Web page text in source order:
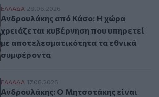
Ανδρουλάκης από Κάσο: Η χώρα
ΕΛΛAΔΑ 29.06.2026
Ανδρουλάκης από Κάσο: Η χώρα
χρειάζεται κυβέρνηση που υπηρετεί
με αποτελεσματικότητα τα εθνικά
συμφέροντα
Ανδρουλάκης: Ο Μητσοτάκης είναι
ΕΛΛAΔΑ 17.06.2026
Ανδρουλάκης: Ο Μητσοτάκης είναι